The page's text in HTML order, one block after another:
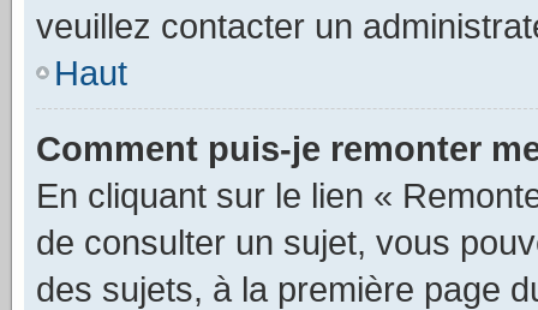
veuillez contacter un
Haut
Comment puis-je remonter
En cliquant sur le lien «
de consulter un sujet, vous
des sujets, à la première page